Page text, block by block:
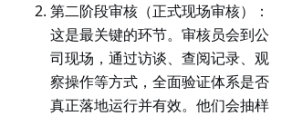
第二阶段审核（正式现场审核）
：
这是最关键的环节。审核员会到公
司现场，通过访谈、查阅记录、观
察操作等方式，全面验证体系是否
真正落地运行并有效。他们会抽样